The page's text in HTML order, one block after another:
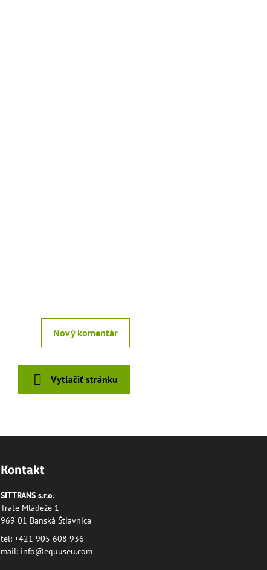
Nový komentár
Vytlačiť stránku
Kontakt
SITTRANS s.r.o.
Trate Mládeže 1
969 01 Banská Štiavnica
tel: +421 905 608 936
mail: info@equuseu.com